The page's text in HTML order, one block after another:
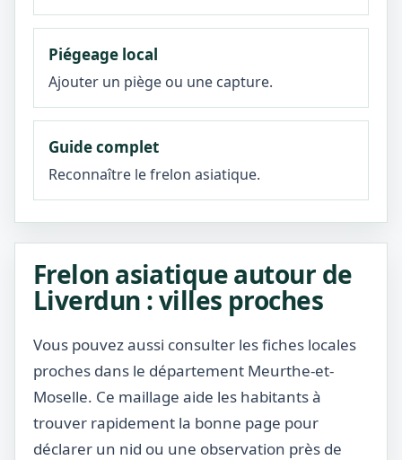
Piégeage local
Ajouter un piège ou une capture.
Guide complet
Reconnaître le frelon asiatique.
Frelon asiatique autour de
Liverdun : villes proches
Vous pouvez aussi consulter les fiches locales
proches dans le département Meurthe-et-
Moselle. Ce maillage aide les habitants à
trouver rapidement la bonne page pour
déclarer un nid ou une observation près de